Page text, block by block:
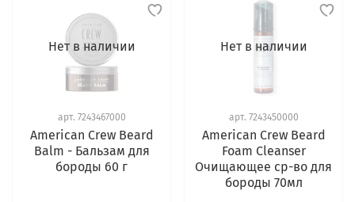
Нет в наличии
арт. 7243467000
American Crew Beard
Balm - Бальзам для
бороды 60 г
Нет в наличии
арт. 7243450000
American Crew Beard
Foam Cleanser
Очищающее ср-во для
бороды 70мл